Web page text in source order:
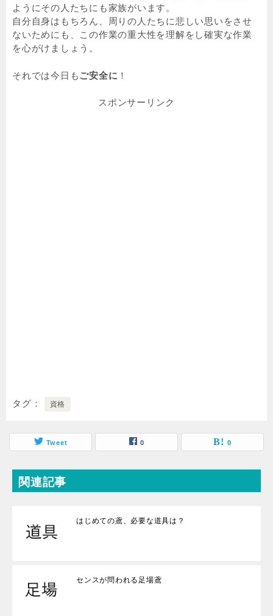
ようにその人たちにも家族がいます。
自分自身はもちろん、周りの人たちに悲しい思いをさせ
ないためにも、この作業の重大性を理解をし確実な作業
を心がけましょう。
それでは今日もご安全に ！
スポンサーリンク
タグ 資格
Tweet 0 0
関連記事
はじめての鳶、必要な道具は？
センスが問われる足場鳶